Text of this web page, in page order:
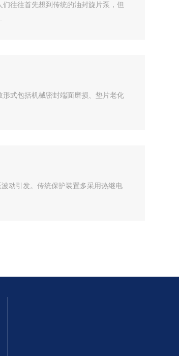
往往首先想到传统的油封旋片泵，但
式包括机械密封端面磨损、垫片老化
动引发。传统保护装置多采用热继电